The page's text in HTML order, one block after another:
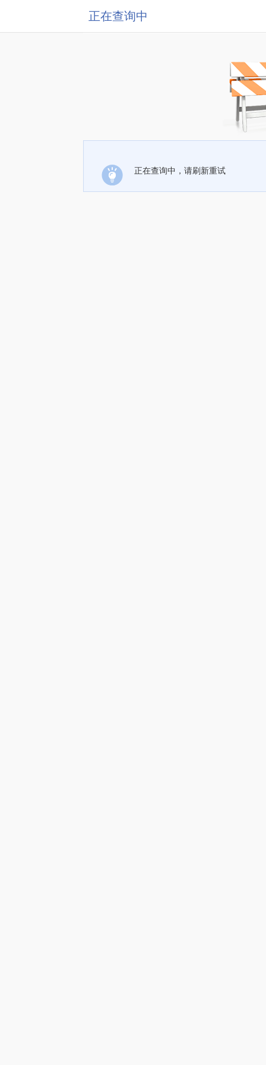
正在查询中
正在查询中，请刷新重试